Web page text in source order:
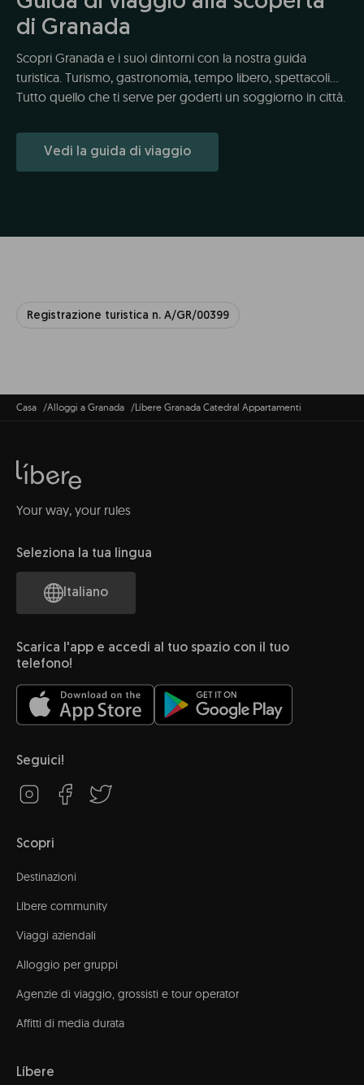
di Granada
Scopri Granada e i suoi dintorni con la nostra guida
turistica. Turismo, gastronomia, tempo libero, spettacoli...
Tutto quello che ti serve per goderti un soggiorno in città.
Vedi la guida di viaggio
Registrazione turistica n. A/GR/00399
Casa Alloggi a Granada Líbere Granada Catedral Appartamenti
Your way, your rules
Seleziona la tua lingua
Italiano
Scarica l'app e accedi al tuo spazio con il tuo
telefono!
Seguici!
Scopri
Destinazioni
Líbere community
Viaggi aziendali
Alloggio per gruppi
Agenzie di viaggio, grossisti e tour operator
Affitti di media durata
Líbere